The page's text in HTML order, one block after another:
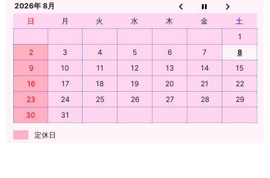
2026年 8月
日
月 火 水 木 金
土
1
2
3 4 5 6 7
8
9
10 11 12 13 14
15
16
17 18 19 20 21
22
23
24 25 26 27 28
29
30
31
定休日